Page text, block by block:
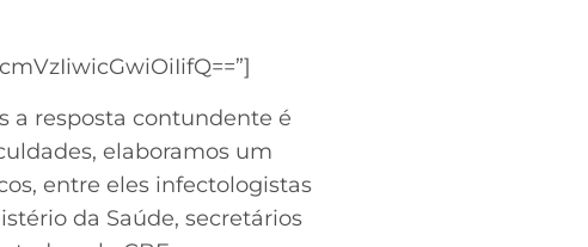
a resposta contundente é
elaboramos um
entre eles infectologistas
da Saúde, secretários